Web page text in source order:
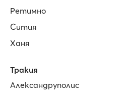
Ретимно
Сития
Ханя
Тракия
Александруполис